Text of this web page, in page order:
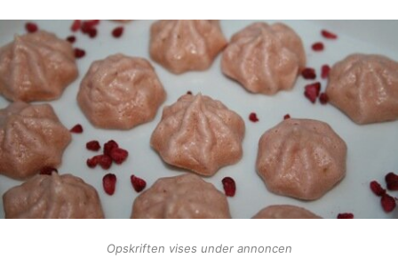
Opskriften vises under annoncen